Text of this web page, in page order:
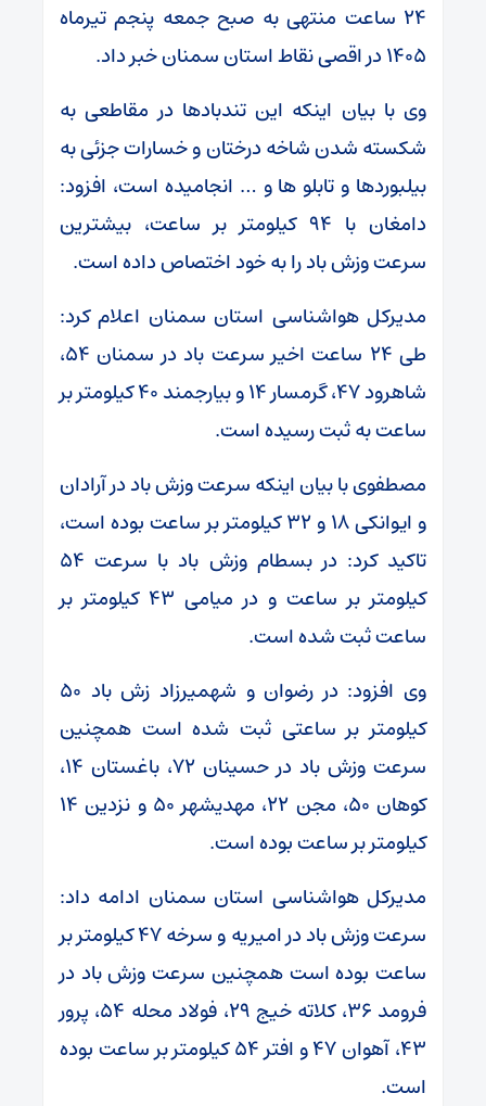
۲۴ ساعت منتهی به صبح جمعه پنجم تیرماه
۱۴۰۵ در اقصی نقاط استان سمنان خبر داد.
وی با بیان اینکه این تندبادها در مقاطعی به
شکسته شدن شاخه درختان و خسارات جزئی به
بیلبوردها و تابلو ها و … انجامیده است، افزود:
دامغان با ۹۴ کیلومتر بر ساعت، بیشترین
سرعت وزش باد را به خود اختصاص داده است.
مدیرکل هواشناسی استان سمنان اعلام کرد:
طی ۲۴ ساعت اخیر سرعت باد در سمنان ۵۴،
شاهرود ۴۷، گرمسار ۱۴ و بیارجمند ۴۰ کیلومتر بر
ساعت به ثبت رسیده است.
مصطفوی با بیان اینکه سرعت وزش باد در آرادان
و ایوانکی ۱۸ و ۳۲ کیلومتر بر ساعت بوده است،
تاکید کرد: در بسطام وزش باد با سرعت ۵۴
کیلومتر بر ساعت و در میامی ۴۳ کیلومتر بر
ساعت ثبت شده است.
وی افزود: در رضوان و شهمیرزاد زش باد ۵۰
کیلومتر بر ساعتی ثبت شده است همچنین
سرعت وزش باد در حسینان ۷۲، باغستان ۱۴،
کوهان ۵۰، مجن ۲۲، مهدیشهر ۵۰ و نزدین ۱۴
کیلومتر بر ساعت بوده است.
مدیرکل هواشناسی استان سمنان ادامه داد:
سرعت وزش باد در امیریه و سرخه ۴۷ کیلومتر بر
ساعت بوده است همچنین سرعت وزش باد در
فرومد ۳۶، کلاته خیج ۲۹، فولاد محله ۵۴، پرور
۴۳، آهوان ۴۷ و افتر ۵۴ کیلومتر بر ساعت بوده
است.